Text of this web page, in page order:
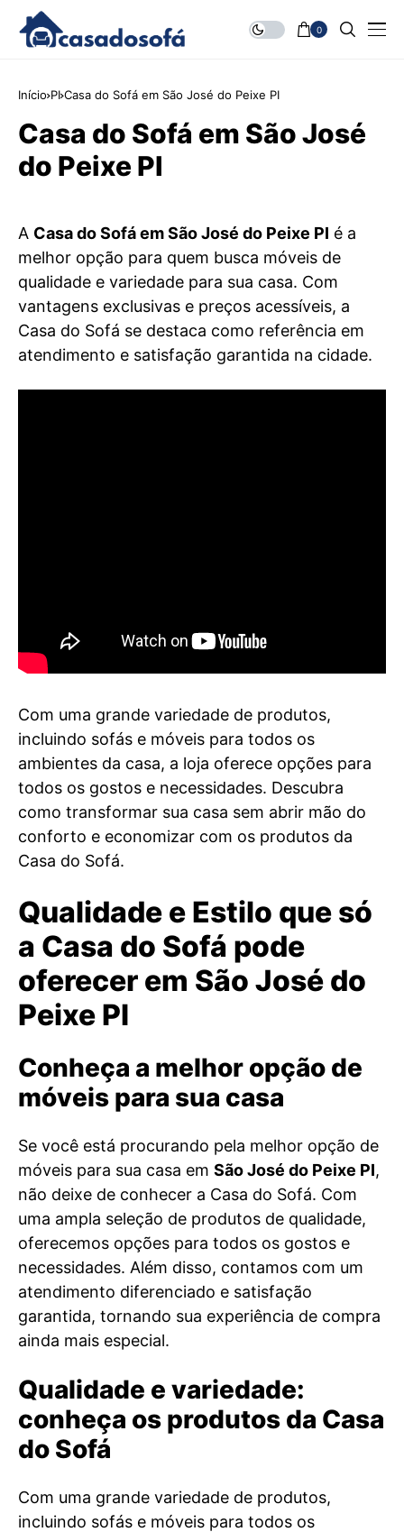
0
Início PI Casa do Sofá em São José do Peixe PI
Casa do Sofá em São José
do Peixe PI
A Casa do Sofá em São José do Peixe PI é a
melhor opção para quem busca móveis de
qualidade e variedade para sua casa. Com
vantagens exclusivas e preços acessíveis, a
Casa do Sofá se destaca como referência em
atendimento e satisfação garantida na cidade.
Com uma grande variedade de produtos,
incluindo sofás e móveis para todos os
ambientes da casa, a loja oferece opções para
todos os gostos e necessidades. Descubra
como transformar sua casa sem abrir mão do
conforto e economizar com os produtos da
Casa do Sofá.
Qualidade e Estilo que só
a Casa do Sofá pode
oferecer em São José do
Peixe PI
Conheça a melhor opção de
móveis para sua casa
Se você está procurando pela melhor opção de
móveis para sua casa em São José do Peixe PI,
não deixe de conhecer a Casa do Sofá. Com
uma ampla seleção de produtos de qualidade,
oferecemos opções para todos os gostos e
necessidades. Além disso, contamos com um
atendimento diferenciado e satisfação
garantida, tornando sua experiência de compra
ainda mais especial.
Qualidade e variedade:
conheça os produtos da Casa
do Sofá
Com uma grande variedade de produtos,
incluindo sofás e móveis para todos os